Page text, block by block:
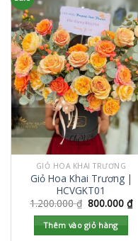
GIỎ HOA KHAI TRƯƠNG
Giỏ Hoa Khai Trương |
HCVGKT01
1.200.000₫ 800.000₫
Thêm vào giỏ hàng